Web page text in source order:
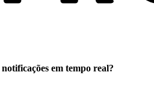
notificações em tempo real?